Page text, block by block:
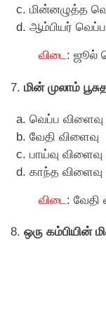
மின்னழுத்த
ஆம்பியர்
விடை: ஜூல்
7. மின் முலாம்
வெப்ப விளைவு
வேதி விளைவு
பாய்வு விளைவு
காந்த விளைவு
விடை: வேதி
8. ஒரு கம்பியின்